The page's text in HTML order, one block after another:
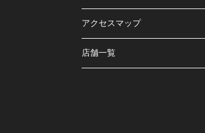
アクセスマップ
店舗一覧